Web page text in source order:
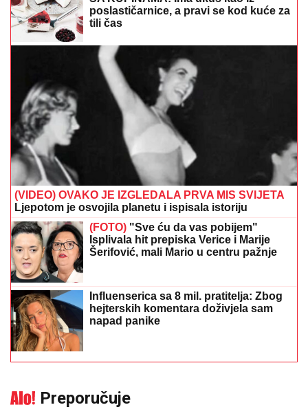
poslastičarnice, a pravi se kod kuće za
tili čas
(VIDEO) OVAKO JE IZGLEDALA PRVA MIS SVIJETA
Ljepotom je osvojila planetu i ispisala istoriju
(FOTO) "Sve ću da vas pobijem"
Isplivala hit prepiska Verice i Marije
Šerifović, mali Mario u centru pažnje
Influenserica sa 8 mil. pratitelja: Zbog
hejterskih komentara doživjela sam
napad panike
Preporučuje